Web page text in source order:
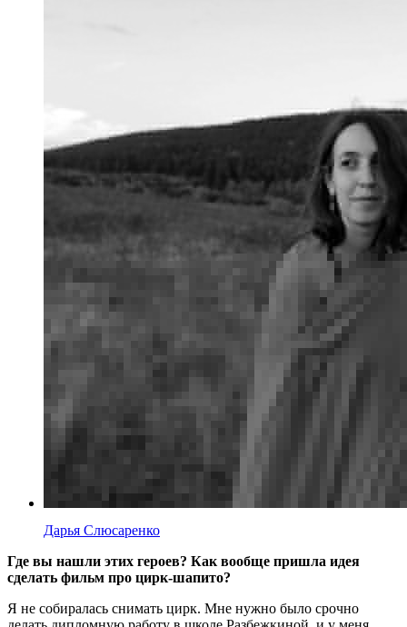
Дарья Слюсаренко
Где вы нашли этих героев? Как вообще пришла идея
сделать фильм про цирк-шапито?
Я не собиралась снимать цирк. Мне нужно было срочно